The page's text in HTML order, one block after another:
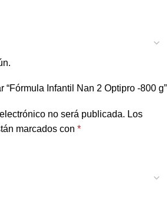
“Fórmula Infantil Nan 2 Optipro -800 g”
no será publicada. Los
marcados con *